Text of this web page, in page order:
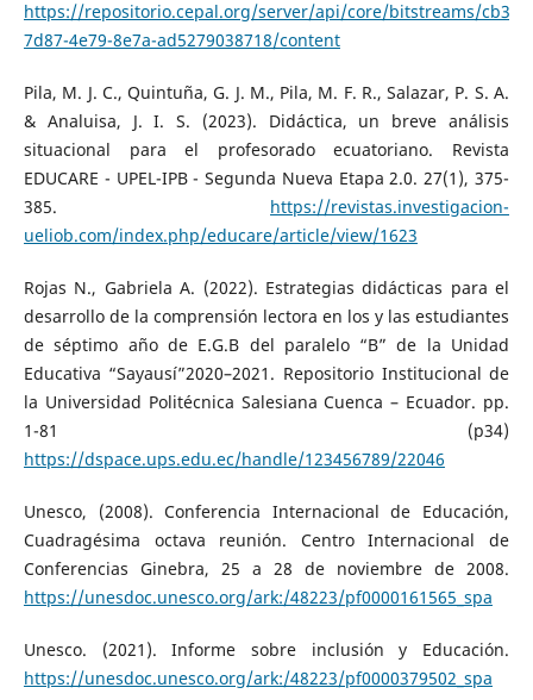
https://repositorio.cepal.org/server/api/core/bitstreams/
7d87-4e79-8e7a-ad5279038718/content
Pila, M. J. C., Quintuña, G. J. M., Pila, M. F. R., Salazar, P. S. A.
& Analuisa, J. I. S. (2023). Didáctica, un breve análisis
situacional para el profesorado ecuatoriano. Revista
EDUCARE - UPEL-IPB - Segunda Nueva Etapa 2.0. 27(1), 375-
385. https://revistas.investigacion-
ueliob.com/index.php/educare/article/view/1623
Rojas N., Gabriela A. (2022). Estrategias didácticas para el
desarrollo de la comprensión lectora en los y las estudiantes
de séptimo año de E.G.B del paralelo “B” de la Unidad
Educativa “Sayausí”2020–2021. Repositorio Institucional de
la Universidad Politécnica Salesiana Cuenca – Ecuador. pp.
1-81 (p34)
https://dspace.ups.edu.ec/handle/123456789/22046
Unesco, (2008). Conferencia Internacional de Educación,
Cuadragésima octava reunión. Centro Internacional de
Conferencias Ginebra, 25 a 28 de noviembre de 2008.
https://unesdoc.unesco.org/ark:/48223/pf0000161565_spa
Unesco. (2021). Informe sobre inclusión y Educación.
https://unesdoc.unesco.org/ark:/48223/pf0000379502_spa